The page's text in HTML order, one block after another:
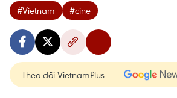
#Vietnam #cine
Theo dõi VietnamPlus